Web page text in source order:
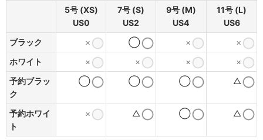
5号 (XS)
US0
7号 (S)
US2
9号 (M)
US4
11号 (L)
US6
ブラック
× ◯ ×
×
ホワイト
× × ×
×
予約ブラッ
ク
◯ ◯ ◯ △
予約ホワイ
ト
× △ ◯ △